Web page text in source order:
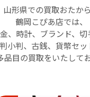
山形県での買取おたか
鶴岡こぴあ店では、
金、時計、ブランド、切
小判、古銭、貨幣セッ
品目の買取をいたして